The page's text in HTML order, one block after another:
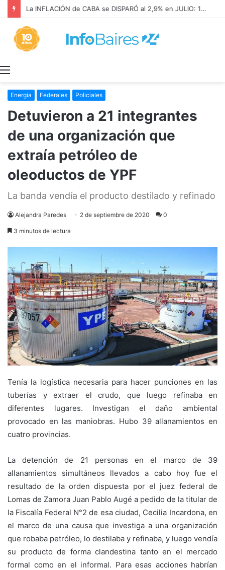
La INFLACIÓN de CABA se DISPARÓ al 2,9% en JULIO: 19,4% en 2026
Energia Federales Policiales
Detuvieron a 21 integrantes
de una organización que
extraía petróleo de
oleoductos de YPF
La banda vendía el producto destilado y refinado
Alejandra Paredes 2 de septiembre de 2020 0
3 minutos de lectura
Tenía la logística necesaria para hacer punciones en las
tuberías y extraer el crudo, que luego refinaba en
diferentes lugares. Investigan el daño ambiental
provocado en las maniobras. Hubo 39 allanamientos en
cuatro provincias.
La detención de 21 personas en el marco de 39
allanamientos simultáneos llevados a cabo hoy fue el
resultado de la orden dispuesta por el juez federal de
Lomas de Zamora Juan Pablo Augé a pedido de la titular de
la Fiscalía Federal N°2 de esa ciudad, Cecilia Incardona, en
el marco de una causa que investiga a una organización
que robaba petróleo, lo destilaba y refinaba, y luego vendía
su producto de forma clandestina tanto en el mercado
formal como en el informal. Para esas acciones habrían